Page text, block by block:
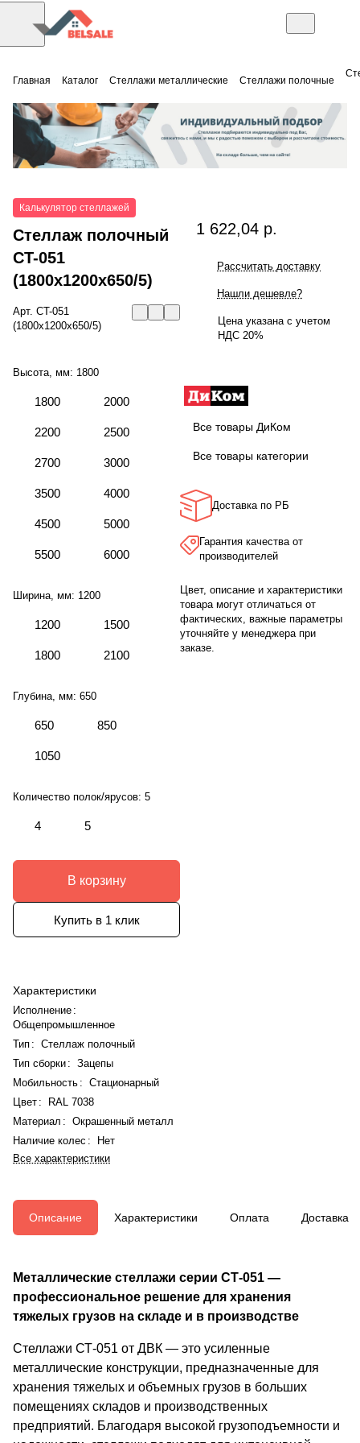
Главная Каталог Стеллажи металлические Стеллажи полочные
Калькулятор стеллажей
Стеллаж полочный
СT-051
(1800x1200x650/5)
Арт. СT-051
(1800x1200x650/5)
Высота, мм: 1800
1800 2000
2200 2500
2700 3000
3500 4000
4500 5000
5500 6000
Ширина, мм: 1200
1200 1500
1800 2100
Глубина, мм: 650
650 850
1050
Количество полок/ярусов: 5
4 5
В корзину
Купить в 1 клик
Характеристики
Исполнение :
Общепромышленное
Тип : Стеллаж полочный
Тип сборки: Зацепы
Мобильность : Стационарный
Цвет :
RAL 7038
Материал : Окрашенный металл
Наличие колес :
Нет
Все характеристики
1 622,04 р.
Рассчитать доставку
Нашли дешевле?
Цена указана с учетом
НДС 20%
Все товары ДиКом
Все товары категории
Доставка по РБ
Гарантия качества от
производителей
Цвет, описание и характеристики
товара могут отличаться от
фактических, важные параметры
уточняйте у менеджера при
заказе.
Описание Характеристики Оплата Доставка
Металлические стеллажи серии СТ-051 —
профессиональное решение для хранения
тяжелых грузов на складе и в производстве
Стеллажи СТ-051 от ДВК — это усиленные
металлические конструкции, предназначенные для
хранения тяжелых и объемных грузов в больших
помещениях складов и производственных
предприятий. Благодаря высокой грузоподъемности и